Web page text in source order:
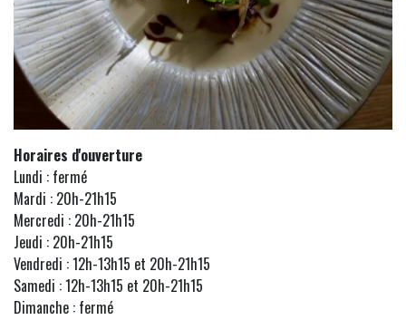
Horaires d'ouverture
Lundi : fermé
Mardi : 20h-21h15
Mercredi : 20h-21h15
Jeudi : 20h-21h15
Vendredi : 12h-13h15 et 20h-21h15
Samedi : 12h-13h15 et 20h-21h15
Dimanche : fermé